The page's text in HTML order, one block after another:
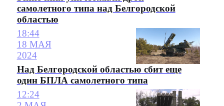
самолетного типа над Белгородской
областью
18:44
18 МАЯ
2024
Над Белгородской областью сбит еще
один БПЛА самолетного типа
12:24